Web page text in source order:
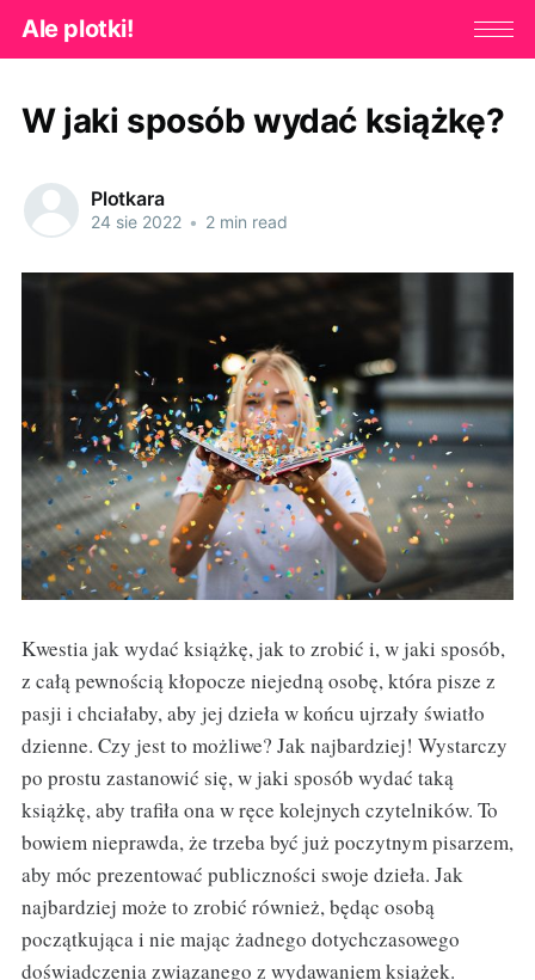
Ale plotki!
W jaki sposób wydać książkę?
Plotkara
24 sie 2022 • 2 min read
Kwestia jak wydać książkę, jak to zrobić i, w jaki sposób,
z całą pewnością kłopocze niejedną osobę, która pisze z
pasji i chciałaby, aby jej dzieła w końcu ujrzały światło
dzienne. Czy jest to możliwe? Jak najbardziej! Wystarczy
po prostu zastanowić się, w jaki sposób wydać taką
książkę, aby trafiła ona w ręce kolejnych czytelników. To
bowiem nieprawda, że trzeba być już poczytnym pisarzem,
aby móc prezentować publiczności swoje dzieła. Jak
najbardziej może to zrobić również, będąc osobą
początkująca i nie mając żadnego dotychczasowego
doświadczenia związanego z wydawaniem książek.